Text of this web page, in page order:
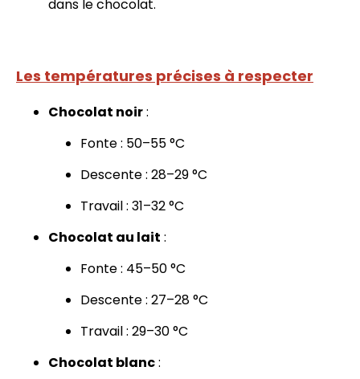
dans le chocolat.
Les températures précises à respecter
Chocolat noir:
Fonte : 50–55 °C
Descente : 28–29 °C
Travail : 31–32 °C
Chocolat au lait :
Fonte : 45–50 °C
Descente : 27–28 °C
Travail : 29–30 °C
Chocolat blanc: